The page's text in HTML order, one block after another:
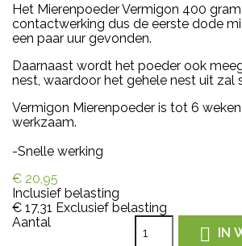
Het Mierenpoeder Vermigon 400
contactwerking dus de eerste dode
een paar uur gevonden.
Daarnaast wordt het poeder ook
nest, waardoor het gehele nest uit zal
Vermigon Mierenpoeder is tot 6
werkzaam.
-Snelle werking
€ 20,95
Inclusief belasting
€ 17,31 Exclusief belasting
Aantal
 IN